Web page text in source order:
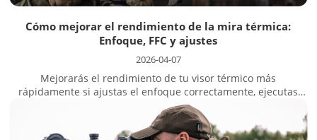
Cómo mejorar el rendimiento de la mira térmica:
Enfoque, FFC y ajustes
2026-04-07
Mejorarás el rendimiento de tu visor térmico más
rápidamente si ajustas el enfoque correctamente, ejecutas
FFC cuando la imagen empieza a desviarse y ajustas la
configuración de imagen para el aire, el suelo y el fondo que
tienes delante. El orden óptimo es sencillo: ajusta la dioptría...